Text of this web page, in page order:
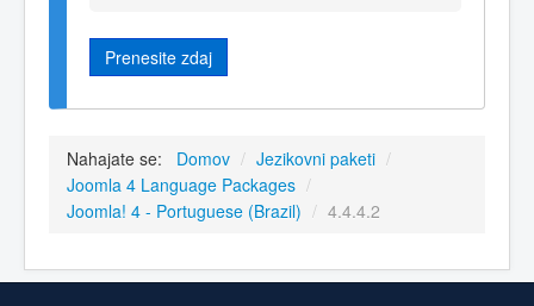
Prenesite zdaj
Nahajate se: Domov / Jezikovni paketi /
Joomla 4 Language Packages /
Joomla! 4 - Portuguese (Brazil) / 4.4.4.2